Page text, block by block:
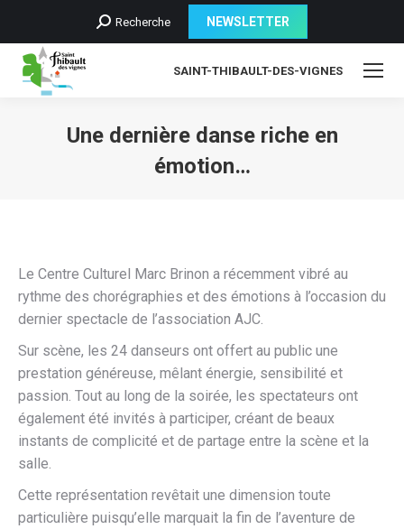
Recherche
Recherche NEWSLETTER
SAINT-THIBAULT-DES-VIGNES
Une dernière danse riche en
émotion…
Le Centre Culturel Marc Brinon a récemment vibré au
rythme des chorégraphies et des émotions à l’occasion du
dernier spectacle de l’association AJC.
Sur scène, les 24 danseurs ont offert au public une
prestation généreuse, mêlant énergie, sensibilité et
passion. Tout au long de la soirée, les spectateurs ont
également été invités à participer, créant de beaux
instants de complicité et de partage entre la scène et la
salle.
Cette représentation revêtait une dimension toute
particulière puisqu’elle marquait la fin de l’aventure de